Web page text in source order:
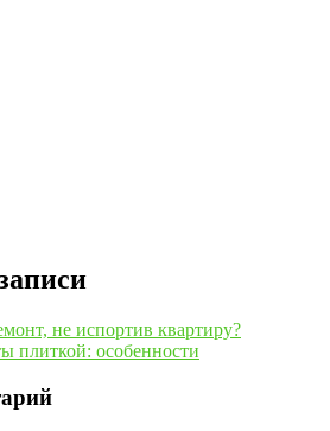
не испортив квартиру?
плиткой: особенности